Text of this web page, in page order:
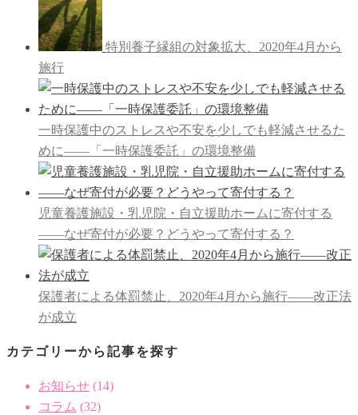
特別養子縁組の対象拡大、2020年4月から
施行
一時保護中のストレスや不安を少しでも軽減させるた
めに――「一時保護委託」の環境整備
児童養護施設・乳児院・自立援助ホームに寄付する
――なぜ寄付が必要？どうやって寄付する？
保護者による体罰禁止、2020年4月から施行――改正法
が成立
カテゴリーから記事を探す
お知らせ (14)
コラム (32)